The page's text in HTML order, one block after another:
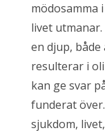
mödosamma
livet
en djup,
resulterar i
kan ge svar
funderat
sjukdom,